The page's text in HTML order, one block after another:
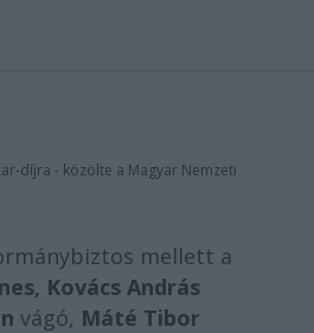
díjra - közölte a Magyar Nemzeti
mellett a
Kovács András
vágó, Máté Tibor